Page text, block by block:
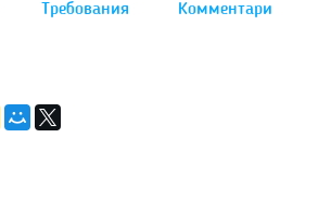
Требования Комментари